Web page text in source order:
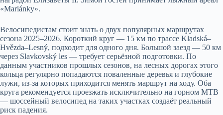
«Mariánky».
Велосипедистам стоит знать о двух популярных маршрутах
сезона 2025–2026. Короткий круг — 15 км по трассе Kladská–
Hvězda–Lesný, подходит для одного дня. Большой заезд — 50 км
через Slavkovský les — требует серьёзной подготовки. По
данным участников прошлых сезонов, на лесных дорогах этого
кольца регулярно попадаются поваленные деревья и глубокие
лужи, из-за которых приходится менять маршрут на ходу. Оба
круга рекомендуется проезжать исключительно на горном MTB
— шоссейный велосипед на таких участках создаёт реальный
риск падения.